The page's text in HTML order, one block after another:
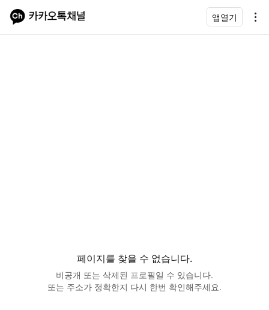
앱열기
페이지를 찾을 수 없습니다.
비공개 또는 삭제된 프로필일 수 있습니다.
또는 주소가 정확한지 다시 한번 확인해주세요.